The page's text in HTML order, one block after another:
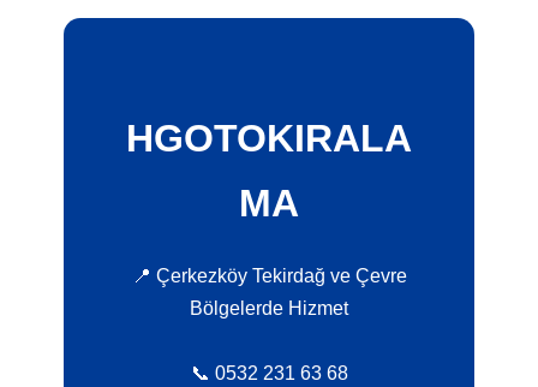
HGOTOKIRALA
MA
📍 Çerkezköy Tekirdağ ve Çevre
Bölgelerde Hizmet
📞 0532 231 63 68